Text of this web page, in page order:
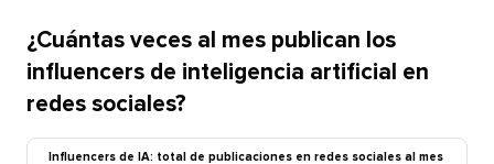
¿Cuántas veces al mes publican los
influencers de inteligencia artificial en
redes sociales?​​
Influencers de IA: total de publicaciones en redes sociales al mes​​